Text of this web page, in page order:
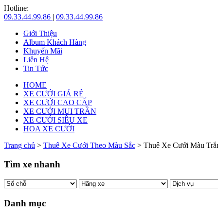
Hotline:
09.33.44.99.86 | 09.33.44.99.86
Giới Thiệu
Album Khách Hàng
Khuyến Mãi
Liên Hệ
Tin Tức
HOME
XE CƯỚI GIÁ RẺ
XE CƯỚI CAO CẤP
XE CƯỚI MUI TRẦN
XE CƯỚI SIÊU XE
HOA XE CƯỚI
Trang chủ > Thuê Xe Cưới Theo Màu Sắc > Thuê Xe Cưới Màu
Tìm xe nhanh
Danh mục